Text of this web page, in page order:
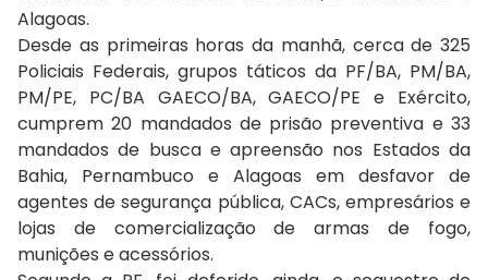
Alagoas.
Desde as primeiras horas da manhã, cerca de 325
Policiais Federais, grupos táticos da PF/BA, PM/BA,
PM/PE, PC/BA GAECO/BA, GAECO/PE e Exército,
cumprem 20 mandados de prisão preventiva e 33
mandados de busca e apreensão nos Estados da
Bahia, Pernambuco e Alagoas em desfavor de
agentes de segurança pública, CACs, empresários e
lojas de comercialização de armas de fogo,
munições e acessórios.